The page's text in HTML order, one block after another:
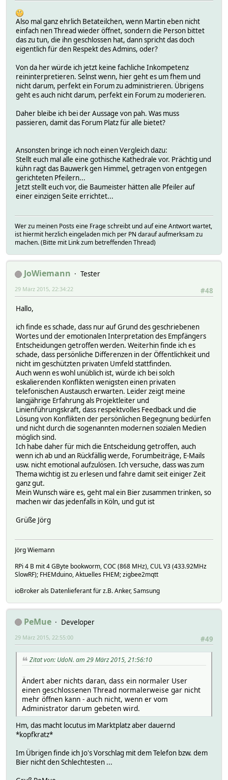
Also mal ganz ehrlich Betateilchen, wenn Martin eben nicht
einfach nen Thread wieder öffnet, sondern die Person bittet
das zu tun, die ihn geschlossen hat, dann spricht das doch
eigentlich für den Respekt des Admins, oder?
Von da her würde ich jetzt keine fachliche Inkompetenz
reininterpretieren. Selnst wenn, hier geht es um fhem und
nicht darum, perfekt ein Forum zu administrieren. Übrigens
geht es auch nicht darum, perfekt ein Forum zu moderieren.
Daher bleibe ich bei der Aussage von pah. Was muss
passieren, damit das Forum Platz für alle bietet?
Ansonsten bringe ich noch einen Vergleich dazu:
Stellt euch mal alle eine gothische Kathedrale vor. Prächtig und
kühn ragt das Bauwerk gen Himmel, getragen von entgegen
gerichteten Pfeilern...
Jetzt stellt euch vor, die Baumeister hätten alle Pfeiler auf
einer einzigen Seite errichtet...
Wer zu meinen Posts eine Frage schreibt und auf eine Antwort wartet,
ist hiermit herzlich eingeladen mich per PN darauf aufmerksam zu
machen. (Bitte mit Link zum betreffenden Thread)
JoWiemann
Tester
#48
29 März 2015, 22:34:22
Hallo,
ich finde es schade, dass nur auf Grund des geschriebenen
Wortes und der emotionalen Interpretation des Empfängers
Entscheidungen getroffen werden. Weiterhin finde ich es
schade, dass persönliche Differenzen in der Öffentlichkeit und
nicht im geschützten privaten Umfeld stattfinden.
Auch wenn es wohl unüblich ist, würde ich bei solch
eskalierenden Konflikten wenigsten einen privaten
telefonischen Austausch erwarten. Leider zeigt meine
langjährige Erfahrung als Projektleiter und
Linienführungskraft, dass respektvolles Feedback und die
Lösung von Konflikten der persönlichen Begegnung bedürfen
und nicht durch die sogenannten modernen sozialen Medien
möglich sind.
Ich habe daher für mich die Entscheidung getroffen, auch
wenn ich ab und an Rückfällig werde, Forumbeiträge, E-Mails
usw. nicht emotional aufzulösen. Ich versuche, dass was zum
Thema wichtig ist zu erlesen und fahre damit seit einiger Zeit
ganz gut.
Mein Wunsch wäre es, geht mal ein Bier zusammen trinken, so
machen wir das jedenfalls in Köln, und gut ist
Grüße Jörg
Jörg Wiemann
RPi 4 B mit 4 GByte bookworm, COC (868 MHz), CUL V3 (433.92MHz
SlowRF); FHEMduino, Aktuelles FHEM; zigbee2mqtt
ioBroker als Datenlieferant für z.B. Anker, Samsung
PeMue
Developer
#49
29 März 2015, 22:55:00
Zitat von: UdoN. am 29 März 2015, 21:56:10
Ändert aber nichts daran, dass ein normaler User
einen geschlossenen Thread normalerweise gar nicht
mehr öffnen kann - auch nicht, wenn er vom
Administrator darum gebeten wird.
Hm, das macht locutus im Marktplatz aber dauernd
*kopfkratz*
Im Übrigen finde ich Jo's Vorschlag mit dem Telefon bzw. dem
Bier nicht den Schlechtesten ...